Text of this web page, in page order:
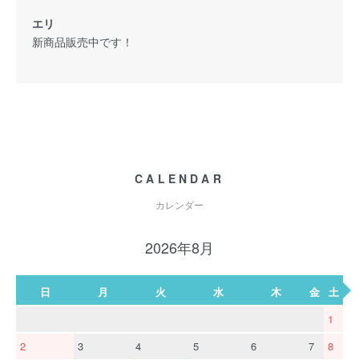
エリ
新商品販売中です！
CALENDAR
カレンダー
2026年8月
日 月 火 水 木 金
土
1
2
3 4 5 6 7
8